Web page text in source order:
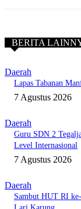
BERITA
Daerah
Lapas Tabanan
7 Agustus 2026
Daerah
Guru SDN 2
Level Internasional
7 Agustus 2026
Daerah
Sambut HUT RI